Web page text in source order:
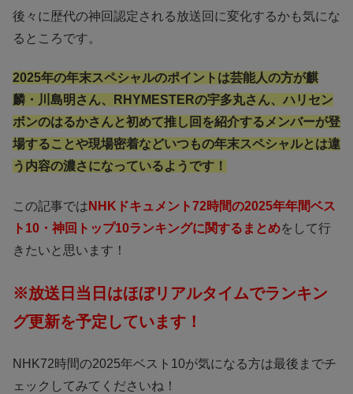
後々に歴代の神回認定される放送回に変化するかも気にな
るところです。
2025年の年末スペシャルのポイントは芸能人の方が麒
麟・川島明さん、RHYMESTERの宇多丸さん、ハリセン
ボンのはるかさんと初めて推し回を紹介するメンバーが登
場することや現場密着などいつもの年末スペシャルとは違
う内容の濃さになっているようです！
この記事では NHKドキュメント72時間の2025年年間ベス
ト10・神回トップ10ランキングに関するまとめをして行
きたいと思います！
※放送日当日はほぼリアルタイムでランキン
グ更新を予定しています！
NHK72時間の2025年ベスト10が気になる方は最後までチ
ェックしてみてくださいね！